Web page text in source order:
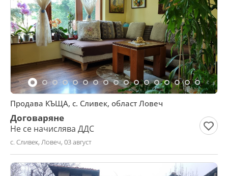
Продава КЪЩА, с. Сливек, област Ловеч
Договаряне
Не се начислява ДДС
с. Сливек, Ловеч, 03 август